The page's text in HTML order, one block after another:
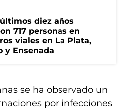
diez años
717 personas en
viales en La Plata,
y Ensenada
se ha observado un
por infecciones